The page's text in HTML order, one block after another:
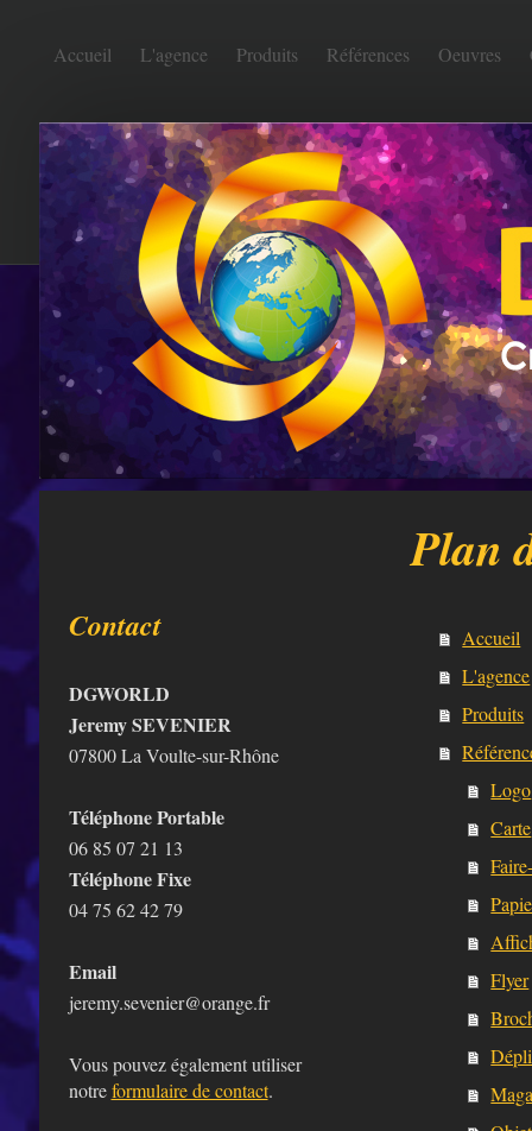
Accueil L'agence Produits Références Oeuvres
Plan
Accueil
L'agence
Produits
Logo
Carte
Flyer
Contact
DGWORLD
Jeremy SEVENIER
07800 La Voulte-sur-Rhône
Téléphone Portable
06 85 07 21 13
Téléphone Fixe
04 75 62 42 79
Email
jeremy.sevenier@orange.fr
Vous pouvez également utiliser
notreformulaire de contact.